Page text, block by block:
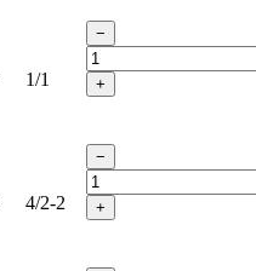
1/1
−
+
4/2-2
−
+